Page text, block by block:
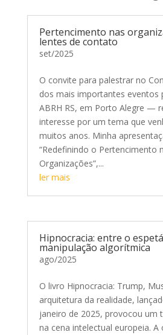
Pertencimento nas
lentes de contato
set/2025
O convite para palestrar no
dos mais importantes eventos
ABRH RS, em Porto Alegre —
interesse por um tema que
muitos anos. Minha
“Redefinindo o Pertencimento
Organizações”,...
ler mais
Hipnocracia: entre o
manipulação algorítmica
ago/2025
O livro Hipnocracia: Trump,
arquitetura da realidade,
janeiro de 2025, provocou um
na cena intelectual europeia. A